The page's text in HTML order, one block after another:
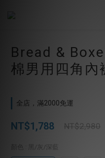
Bread &
棉男用四角
全店，滿2000免運
NT$1,788 NT$2,980
: 黑/灰/深藍